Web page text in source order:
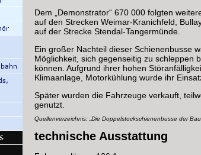
Dem „Demonstrator“ 670 000 folgten
auf den Strecken Weimar-Kranichfeld,
auf der Strecke Stendal-Tangermünde.
Ein großer Nachteil dieser Schienenbusse
Möglichkeit, sich gegenseitig zu schleppen
können. Aufgrund ihrer hohen
Klimaanlage, Motorkühlung wurde ihr
Später wurden die Fahrzeuge verkauft,
genutzt.
Quellenverzeichnis: „Die Doppelstockschienenbusse der
technische Ausstattung